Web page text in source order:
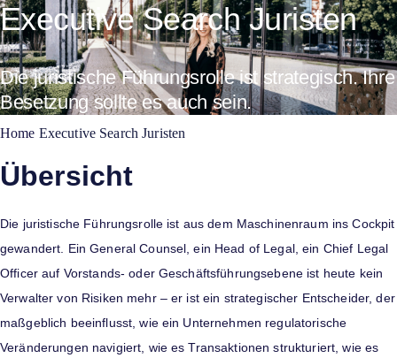
Executive Search Juristen
Die juristische Führungsrolle ist strategisch. Ihre
Besetzung sollte es auch sein.
Home Executive Search Juristen
Übersicht
Die juristische Führungsrolle ist aus dem Maschinenraum ins Cockpit
gewandert. Ein General Counsel, ein Head of Legal, ein Chief Legal
Officer auf Vorstands- oder Geschäftsführungsebene ist heute kein
Verwalter von Risiken mehr – er ist ein strategischer Entscheider, der
maßgeblich beeinflusst, wie ein Unternehmen regulatorische
Veränderungen navigiert, wie es Transaktionen strukturiert, wie es